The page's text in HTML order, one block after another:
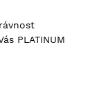
PLATINUM